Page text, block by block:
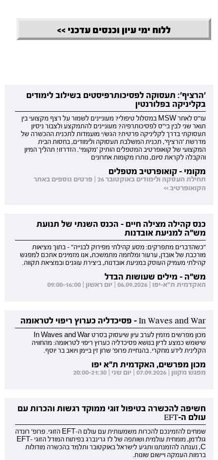
ללוח ימי עיון וכנסים עדכני >>
'הרציף': תעסוקה לפסיכותרפיסטים בשילוב לימודים
בקליניקה בפלורנטין
עו"ס לאחר MSW במסלול טיפולי? מעוניינים לשמור על רצף מקצועי בין
תואר שני לבין בי"ס לפסיכותרפיה? מעוניינים להתמקצע ולצבור ניסיון
תעסוקתי בדרך לקליניקה פרטית? הגש/י מועמדות לתכנית ההכשרה של
מדרשת 'הרציף', תכנית המשלבת תעסוקה ולימודים, בחסות הבית
המקצועי של קואופרטיב המטפלים הותיק 'מקומי'. הזדרזו! תהליך המיון
והקבלה לקראת סיום, נותרו מקומות אחרונים
מקומי - קואופרטיב מטפלים
תחילת העסקה ולימודים באוקטובר 26 | פרטים נוספים באתר
הקואופרטיב >>
כנס קהילה מצילה חיים - הכנס השנתי של תנועת
מש"ה למניעת אובדנות
"כשהדברים מתפרקים: מסע קהילתי מפירוק לבנייה" - בתוך מציאות
מורכבת של אובדן, ערעור ומלחמה מתמשכת, אנו מזמינים אתכם למפגש
קהילתי מעמיק העוסק במניעת אובדנות, ביצירת עוגנים ובמציאת תקווה.
מש"ה - מילים שעושות הבדל
האקדמית ת"א-יפו | 06.09.2026 | יום ראשון | 09:00-16:00
In Waves and War - פסיכדליה כערוץ ריפוי לטראומה
מכון מפרשים מזמין לערב עיון שיעסוק בסרט In Waves and War
שישמש כמצע לדיון בנושא פסיכדליה כערוץ ריפוי לטראומה: מהחוויה
הקלינית לידע מחקרי. בהנחיית פרופ' שרון זין ביימן ויואב בר יוסף.
מכון מפרשים, האקדמית ת"א יפו
מפגש מקוון | 07.09.2026 | יום שני | 20:00-21:30
חשיפה להכשרה בטיפול זוגי ממוקד רגשות והכרות עם
עולם ה-EFT
שמחים להזמינכם להכרות משמעותית עם עולם ה-EFT הזוגי. פרופ' רונדה
גולדמן, מומחית עולמית ושותפה של לז גרינברג בפיתוח המודל הזוגי EFT-
C, נענתה להזמנתנו ותגיע לישראל באוקטובר ותלמד בהכשרה מודולות
ברמות העמקה ויישום שונות.